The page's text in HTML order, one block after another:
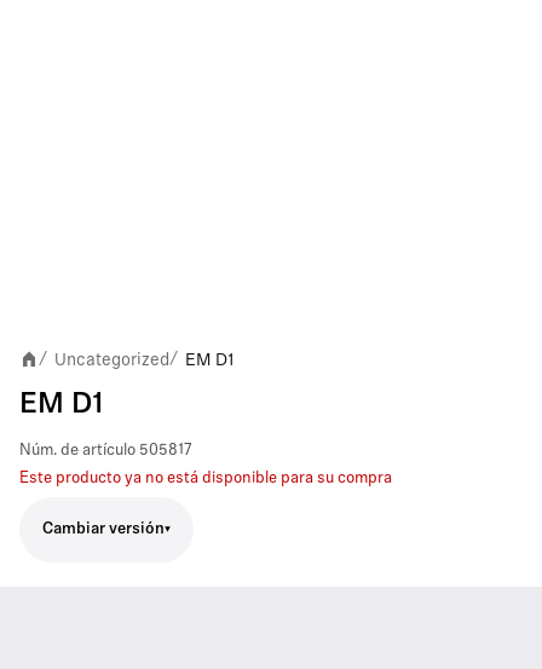
/ Uncategorized/ EM D1
EM D1
Núm. de artículo 505817
Este producto ya no está disponible para su compra
Cambiar versión